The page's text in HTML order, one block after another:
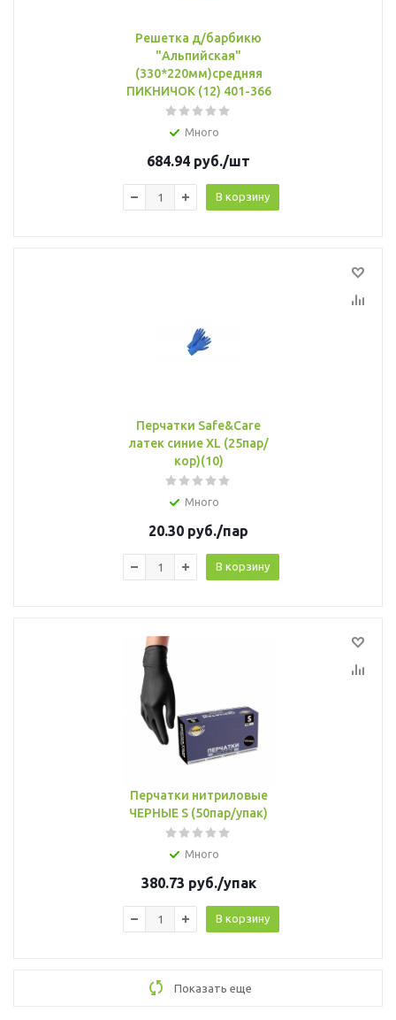
Решетка д/барбикю
"Альпийская"
(330*220мм)средняя
ПИКНИЧОК (12) 401-366
Много
684.94 руб./шт
В корзину
Перчатки Safe&Care
латек синие XL (25пар/
кор)(10)
Много
20.30 руб./пар
В корзину
Перчатки нитриловые
ЧЕРНЫЕ S (50пар/упак)
Много
380.73 руб./упак
В корзину
Показать еще